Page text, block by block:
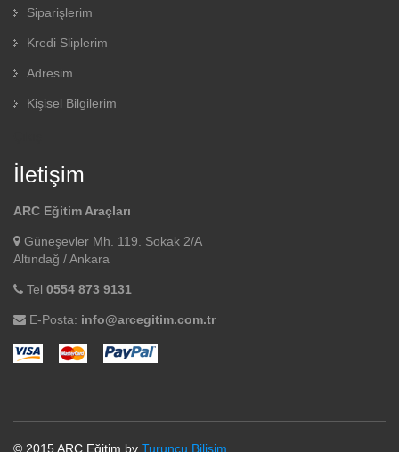
© 2015 ARC Eğitim by Turuncu Bilişim
Siparişlerim
Kredi Sliplerim
Adresim
Kişisel Bilgilerim
İletişim
ARC Eğitim Araçları
Güneşevler Mh. 119. Sokak 2/A
Altındağ / Ankara
Tel 0554 873 9131
E-Posta: info@arcegitim.com.tr